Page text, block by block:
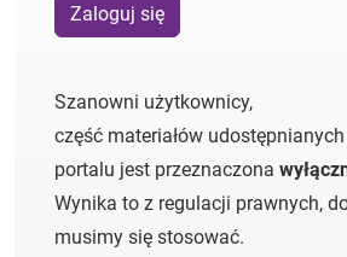
Zaloguj się
Szanowni użytkownicy,
część materiałów
portalu jest przeznaczona
Wynika to z regulacji prawnych,
musimy się stosować.